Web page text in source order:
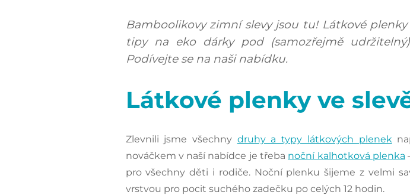
Bamboolikovy zimní slevy jsou tu! Látkové
tipy na eko dárky pod (samozřejmě
Podívejte se na naši nabídku.
Látkové plenky ve
Zlevnili jsme všechny druhy a typy látkových plenek
nováčkem v naší nabídce je třeba noční kalhotková plenka
pro všechny děti i rodiče. Noční plenku šijeme z velmi
vrstvou pro pocit suchého zadečku po celých 12 hodin.